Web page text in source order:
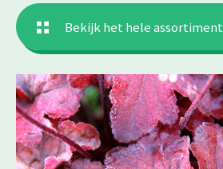
Bekijk het hele assortiment